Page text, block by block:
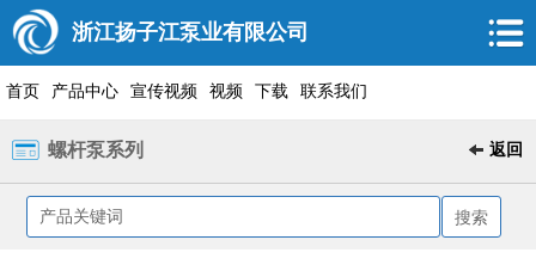
浙江扬子江泵业有限公司
首页 产品中心 宣传视频 视频 下载 联系我们
螺杆泵系列 返回